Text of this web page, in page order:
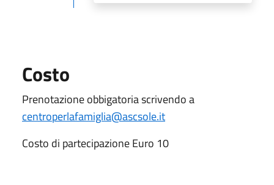
Costo
Prenotazione obbigatoria scrivendo a
centroperlafamiglia@ascsole.it
Costo di partecipazione Euro 10